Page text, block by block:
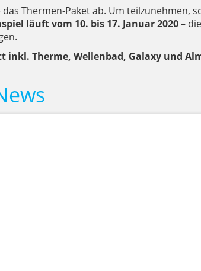
Thermen-Paket ab. Um
läuft vom 10. bis 17. Januar 2020–
inkl. Therme, Wellenbad, Galaxy und